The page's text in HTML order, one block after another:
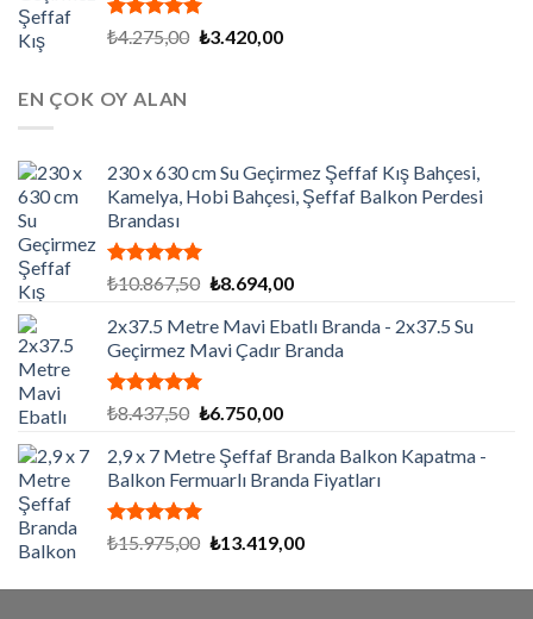
5 üzerinden
oy
₺4.275,00 Orijinal
₺3.420,00Şu
EN ÇOK OY ALAN
230 x 630 cm Su Geçirmez Şeffaf Kış Bahçesi,
Kamelya, Hobi Bahçesi, Şeffaf Balkon Perdesi
Brandası
5 üzerinden
aldı
₺10.867,50 Orijinal
₺10.867,50.
₺8.694,00Şu
fiyat:
₺8.694,00.
2x37.5 Metre Mavi Ebatlı Branda - 2x37.5 Su
Geçirmez Mavi Çadır Branda
5 üzerinden
oy
aldı
₺8.437,50 Orijinal
₺8.437,50.
₺6.750,00Şu
fiyat:
₺6.750,00.
2,9 x 7 Metre Şeffaf Branda Balkon Kapatma -
Balkon Fermuarlı Branda Fiyatları
5 üzerinden
₺15.975,00 Orijinal
₺15.975,00.
₺13.419,00Şu
fiyat: